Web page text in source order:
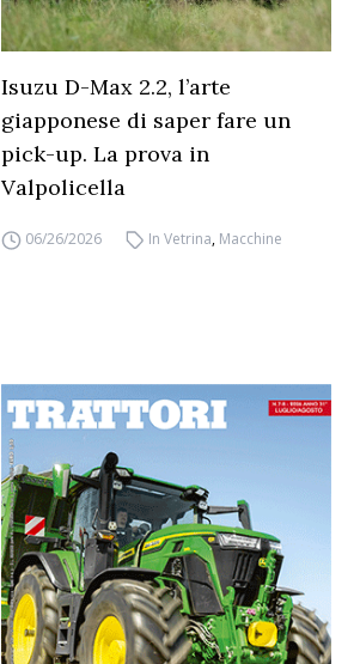
Isuzu D-Max 2.2, l’arte
giapponese di saper fare un
pick-up. La prova in
Valpolicella
06/26/2026 In Vetrina, Macchine